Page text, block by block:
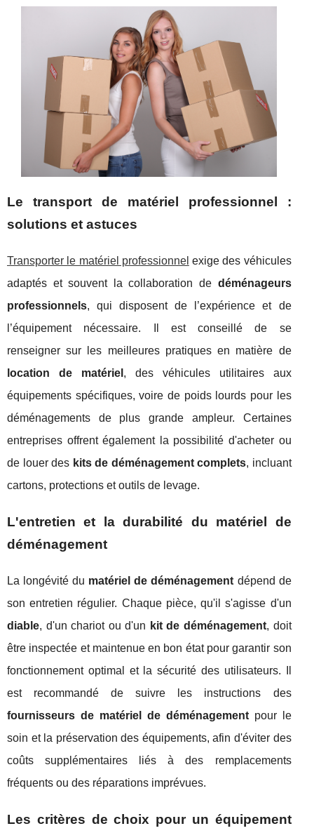
Le transport de matériel professionnel :
solutions et astuces
Transporter le matériel professionnel exige des véhicules
adaptés et souvent la collaboration de déménageurs
professionnels, qui disposent de l’expérience et de
l’équipement nécessaire. Il est conseillé de se
renseigner sur les meilleures pratiques en matière de
location de matériel , des véhicules utilitaires aux
équipements spécifiques, voire de poids lourds pour les
déménagements de plus grande ampleur. Certaines
entreprises offrent également la possibilité d'acheter ou
de louer des kits de déménagement complets, incluant
cartons, protections et outils de levage.
L'entretien et la durabilité du matériel de
déménagement
La longévité du matériel de déménagement dépend de
son entretien régulier. Chaque pièce, qu'il s'agisse d'un
diable, d'un chariot ou d'un kit de déménagement, doit
être inspectée et maintenue en bon état pour garantir son
fonctionnement optimal et la sécurité des utilisateurs. Il
est recommandé de suivre les instructions des
fournisseurs de matériel de déménagementpour le
soin et la préservation des équipements, afin d'éviter des
coûts supplémentaires liés à des remplacements
fréquents ou des réparations imprévues.
Les critères de choix pour un équipement